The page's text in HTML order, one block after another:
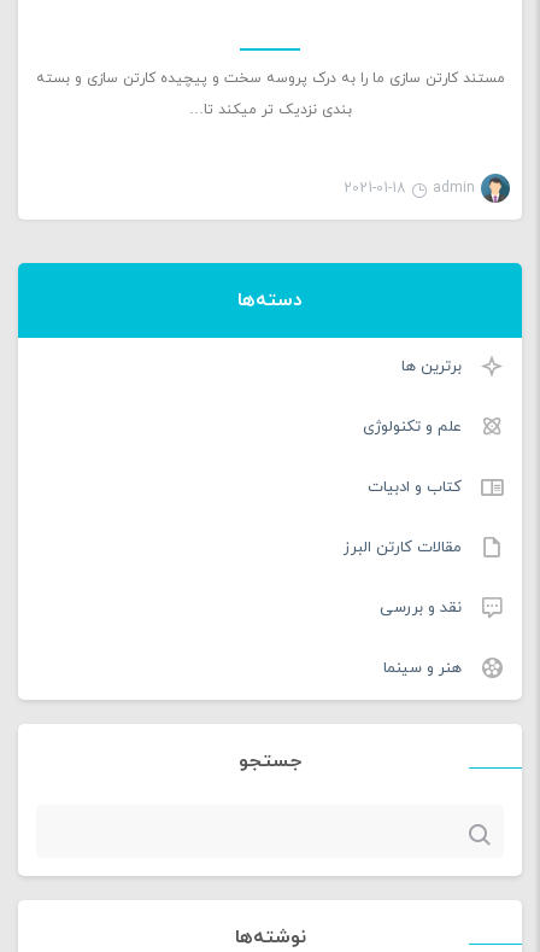
دسته‌ها
برترین ها
علم و تکنولوژی
کتاب و ادبیات
مقالات کارتن البرز
نقد و بررسی
هنر و سینما
جستجو
جستجو
نوشته‌ها
مستند کارتن سازی ما را به درک پروسه سخت و پیچیده کارتن سازی و بسته
بندی نزدیک تر میکند تا…
admin
2021-01-18